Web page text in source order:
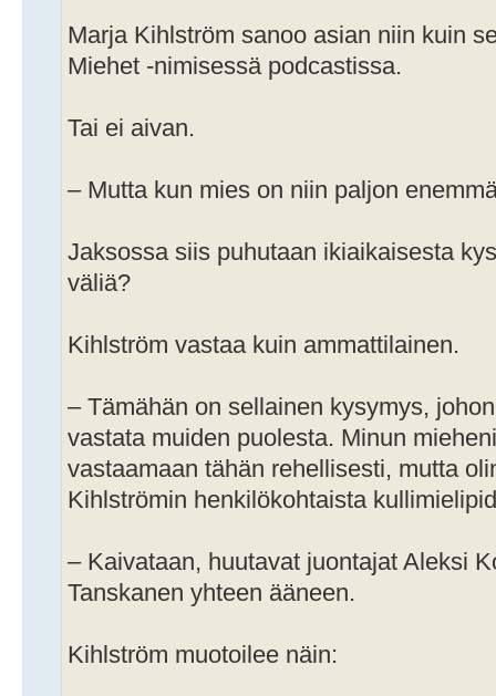
Marja Kihlström sanoo asian niin kuin
Miehet -nimisessä podcastissa.
Tai ei aivan.
– Mutta kun mies on niin paljon
Jaksossa siis puhutaan ikiaikaisesta
väliä?
Kihlström vastaa kuin ammattilainen.
– Tämähän on sellainen kysymys,
vastata muiden puolesta. Minun
vastaamaan tähän rehellisesti, mutta
Kihlströmin henkilökohtaista
– Kaivataan, huutavat juontajat Aleksi
Tanskanen yhteen ääneen.
Kihlström muotoilee näin: